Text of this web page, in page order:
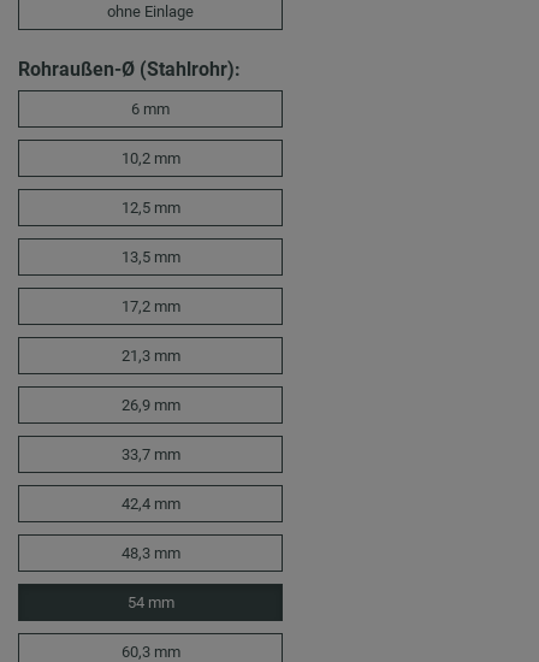
ohne Einlage
Rohraußen-Ø (Stahlrohr):
6 mm
10,2 mm
12,5 mm
13,5 mm
17,2 mm
21,3 mm
26,9 mm
33,7 mm
42,4 mm
48,3 mm
54 mm
60,3 mm